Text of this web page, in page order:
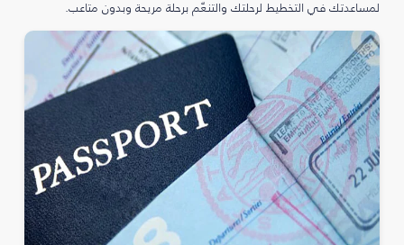
لمساعدتك في التخطيط لرحلتك والتنعّم برحلة مريحة وبدون متاعب.